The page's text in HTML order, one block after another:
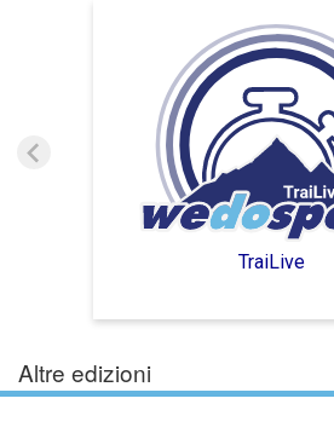
TraiLive
Altre edizioni